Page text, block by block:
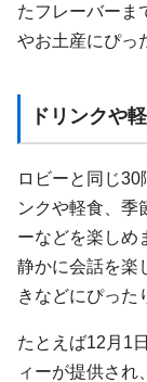
たフレーバーま
やお土産にぴっ
ドリンクや
ロビーと同じ
ンクや軽食、季
ーなどを楽しめ
静かに会話を楽
きなどにぴった
たとえば12月1
ィーが提供され